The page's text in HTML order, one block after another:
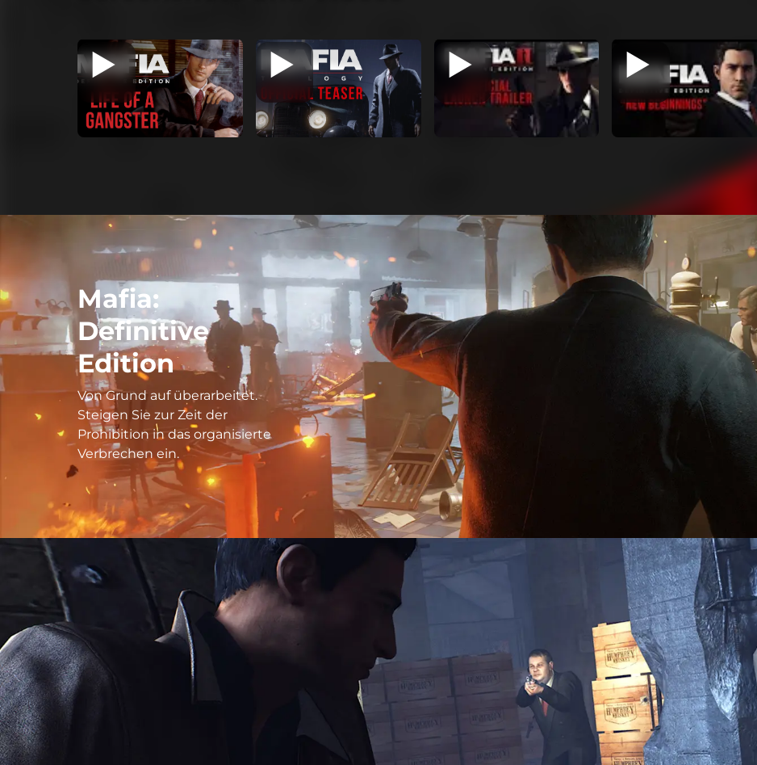
Mafia:
Definitive
Edition
Von Grund auf überarbeitet.
Steigen Sie zur Zeit der
Prohibition in das organisierte
Verbrechen ein.